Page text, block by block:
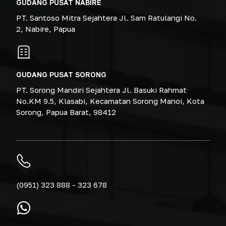
GUDANG PUSAT NABIRE
PT. Santoso Mitra Sejahtera Jl. Sam Ratulangi No.
2, Nabire, Papua
GUDANG PUSAT SORONG
PT. Sorong Mandiri Sejahtera Jl. Basuki Rahmat
No.KM 9.5, Klasabi, Kecamatan Sorong Manoi, Kota
Sorong, Papua Barat, 98412
(0951) 323 888 - 323 678